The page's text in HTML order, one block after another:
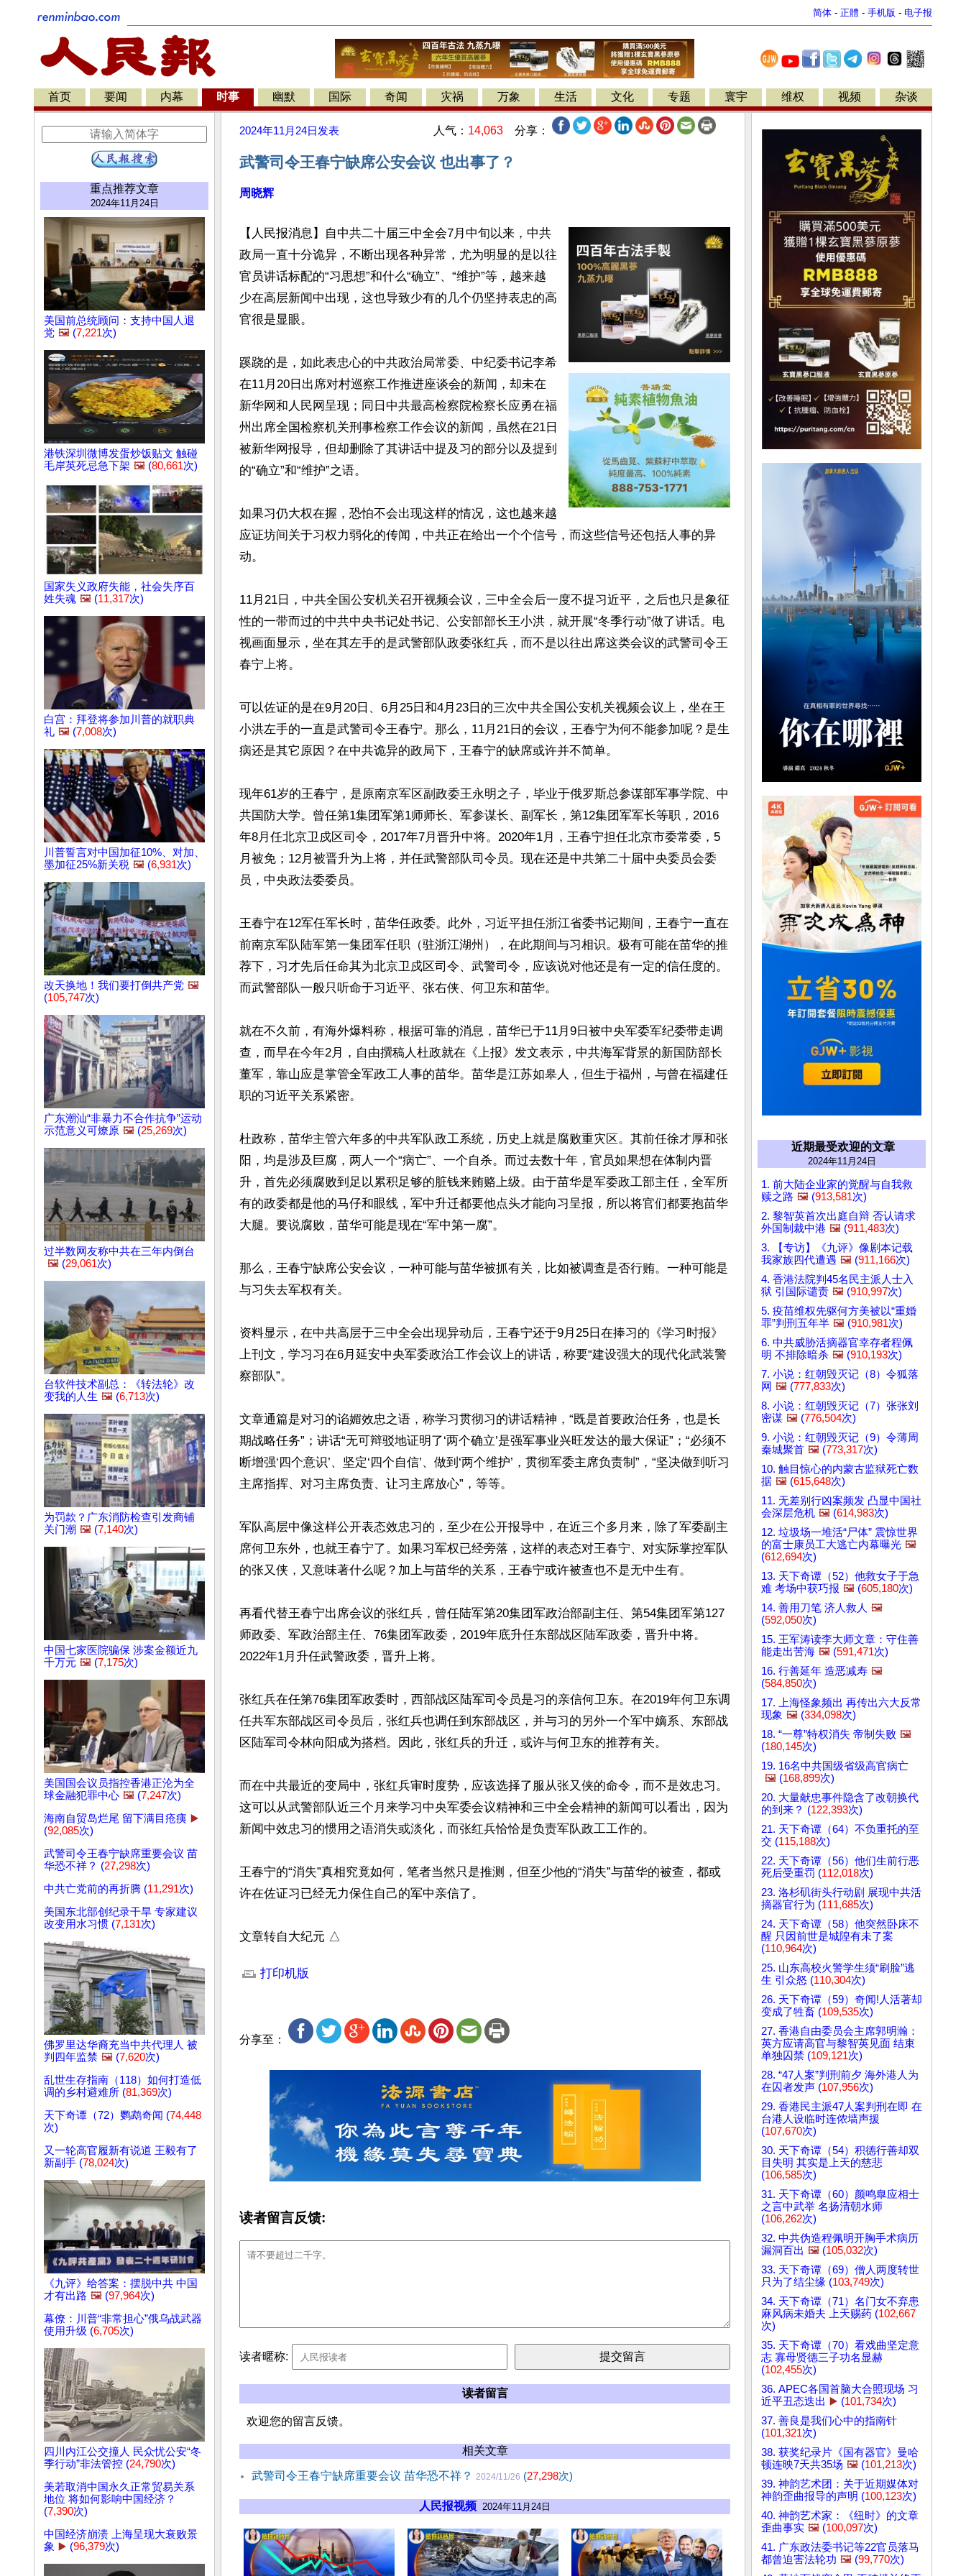
简体 - 正體 - 手机版 - 电子报
首页 要闻 内幕 时事 幽默 国际 奇闻 灾祸 万象 生活 文化 专题 寰宇 维权 视频 杂谈
重点推荐文章
2024年11月24日
美国前总统顾问：支持中国人退
党 🖼️ (7,221次)
港铁深圳微博发蛋炒饭贴文 触碰
毛岸英死忌急下架 🖼️ (80,661次)
国家失义政府失能，社会失序百
姓失魂 🖼️ (11,317次)
白宫：拜登将参加川普的就职典
礼 🖼️ (7,008次)
川普誓言对中国加征10%、对加、
墨加征25%新关税 🖼️ (6,931次)
改天换地！我们要打倒共产党 🖼️
(105,747次)
广东潮汕“非暴力不合作抗争”运动
示范意义可燎原 🖼️ (25,269次)
过半数网友称中共在三年内倒台
🖼️ (29,061次)
台软件技术副总：《转法轮》改
变我的人生 🖼️ (6,713次)
为罚款？广东消防检查引发商铺
关门潮 🖼️ (7,140次)
中国七家医院骗保 涉案金额近九
千万元 🖼️ (7,175次)
美国国会议员指控香港正沦为全
球金融犯罪中心 🖼️ (7,247次)
海南自贸岛烂尾 留下满目疮痍 ▶️
(92,085次)
武警司令王春宁缺席重要会议 苗
华恐不祥？ (27,298次)
中共亡党前的再折腾 (11,291次)
美国东北部创纪录干旱 专家建议
改变用水习惯 (7,131次)
佛罗里达华裔充当中共代理人 被
判四年监禁 🖼️ (7,620次)
乱世生存指南（118）如何打造低
调的乡村避难所 (81,369次)
天下奇谭（72）鹦鹉奇闻 (74,448
次)
又一轮高官履新有说道 王毅有了
新副手 (78,024次)
《九评》给答案：摆脱中共 中国
才有出路 🖼️ (97,964次)
幕僚：川普“非常担心”俄乌战武器
使用升级 (6,705次)
四川内江公交撞人 民众忧公安“冬
季行动”非法管控 (24,790次)
美若取消中国永久正常贸易关系
地位 将如何影响中国经济？
(7,390次)
中国经济崩溃 上海呈现大衰败景
象 ▶️ (96,379次)
2024年11月24日 发表 人气： 14,063 分享：
武警司令王春宁缺席公安会议 也出事了？
周晓辉
【人民报消息】自中共二十届三中全会7月中旬以来，中共
政局一直十分诡异，不断出现各种异常，尤为明显的是以往
官员讲话标配的“习思想”和什么“确立”、“维护”等，越来越
少在高层新闻中出现，这也导致少有的几个仍坚持表忠的高
官很是显眼。
蹊跷的是，如此表忠心的中共政治局常委、中纪委书记李希
在11月20日出席对村巡察工作推进座谈会的新闻，却未在
新华网和人民网呈现；同日中共最高检察院检察长应勇在福
州出席全国检察机关刑事检察工作会议的新闻，虽然在21日
被新华网报导，但却删除了其讲话中提及习的部分以及提到
的“确立”和“维护”之语。
如果习仍大权在握，恐怕不会出现这样的情况，这也越来越
应证坊间关于习权力弱化的传闻，中共正在给出一个个信号，而这些信号还包括人事的异
动。
11月21日，中共全国公安机关召开视频会议，三中全会后一度不提习近平，之后也只是象征
性的一带而过的中共中央书记处书记、公安部部长王小洪，就开展“冬季行动”做了讲话。电
视画面显示，坐在其左手的是武警部队政委张红兵，而不是以往出席这类会议的武警司令王
春宁上将。
可以佐证的是在9月20日、6月25日和4月23日的三次中共全国公安机关视频会议上，坐在王
小洪左手的一直是武警司令王春宁。那么，11月21日的会议，王春宁为何不能参加呢？是生
病还是其它原因？在中共诡异的政局下，王春宁的缺席或许并不简单。
现年61岁的王春宁，是原南京军区副政委王永明之子，毕业于俄罗斯总参谋部军事学院、中
共国防大学。曾任第1集团军第1师师长、军参谋长、副军长，第12集团军军长等职，2016
年8月任北京卫戍区司令，2017年7月晋升中将。2020年1月，王春宁担任北京市委常委，5
月被免；12月被晋升为上将，并任武警部队司令员。现在还是中共第二十届中央委员会委
员，中央政法委委员。
王春宁在12军任军长时，苗华任政委。此外，习近平担任浙江省委书记期间，王春宁一直在
前南京军队陆军第一集团军任职（驻浙江湖州），在此期间与习相识。极有可能在苗华的推
荐下，习才先后任命其为北京卫戍区司令、武警司令，应该说对他还是有一定的信任度的。
而武警部队一般只听命于习近平、张右侠、何卫东和苗华。
就在不久前，有海外爆料称，根据可靠的消息，苗华已于11月9日被中央军委军纪委带走调
查，而早在今年2月，自由撰稿人杜政就在《上报》发文表示，中共海军背景的新国防部长
董军，靠山应是掌管全军政工人事的苗华。苗华是江苏如皋人，但生于福州，与曾在福建任
职的习近平关系紧密。
杜政称，苗华主管六年多的中共军队政工系统，历史上就是腐败重灾区。其前任徐才厚和张
阳，均是涉及巨腐，两人一个“病亡”、一个自杀。而过去数十年，官员如果想在体制内晋
升，首先必须腐败到足以累积足够的脏钱来贿赂上级。由于苗华是军委政工部主任，全军所
有的政委都是他的马仔和眼线，军中升迁都要他点头才能向习呈报，所以将官们都要抱苗华
大腿。要说腐败，苗华可能是现在“军中第一腐”。
那么，王春宁缺席公安会议，一种可能与苗华被抓有关，比如被调查是否行贿。一种可能是
与习失去军权有关。
资料显示，在中共高层于三中全会出现异动后，王春宁还于9月25日在捧习的《学习时报》
上刊文，学习习在6月延安中央军委政治工作会议上的讲话，称要“建设强大的现代化武装警
察部队”。
文章通篇是对习的谄媚效忠之语，称学习贯彻习的讲话精神，“既是首要政治任务，也是长
期战略任务”；讲话“无可辩驳地证明了‘两个确立’是强军事业兴旺发达的最大保证”；“必须不
断增强‘四个意识’、坚定‘四个自信’、做到‘两个维护’，贯彻军委主席负责制”，“坚决做到听习
主席指挥、对习主席负责、让习主席放心”，等等。
军队高层中像这样公开表态效忠习的，至少在公开报导中，在近三个多月来，除了军委副主
席何卫东外，也就王春宁了。如果习军权已经旁落，这样的表态对王春宁、对实际掌控军队
的张又侠，又意味著什么呢？加上与苗华的关系，王春宁或许被查也不是无中生有。
再看代替王春宁出席会议的张红兵，曾任陆军第20集团军政治部副主任、第54集团军第127
师政委、军政治部主任、76集团军政委，2019年底升任东部战区陆军政委，晋升中将。
2022年1月升任武警政委，晋升上将。
张红兵在任第76集团军政委时，西部战区陆军司令员是习的亲信何卫东。在2019年何卫东调
任共军东部战区司令员后，张红兵也调任到东部战区，并与习的另外一个军中嫡系、东部战
区陆军司令林向阳成为搭档。因此，张红兵的升迁，或许与何卫东的推荐有关。
而在中共最近的变局中，张红兵审时度势，应该选择了服从张又侠的命令，而不是效忠习。
这可以从武警部队近三个月来学习中央军委会议精神和三中全会精神的新闻可以看出，因为
新闻中效忠习的惯用之语消失或淡化，而张红兵恰恰是负责军队政工工作的。
王春宁的“消失”真相究竟如何，笔者当然只是推测，但至少他的“消失”与苗华的被查，都或
许在佐证习已经无力保住自己的军中亲信了。
文章转自大纪元 △
打印机版
分享至：
读者留言反馈:
读者暱称:
读者留言
欢迎您的留言反馈。
相关文章
武警司令王春宁缺席重要会议 苗华恐不祥？ 2024/11/26 (27,298次)
人民报视频 2024年11月24日
近期最受欢迎的文章
2024年11月24日
1. 前大陆企业家的觉醒与自我救
赎之路 🖼️ (913,581次)
2. 黎智英首次出庭自辩 否认请求
外国制裁中港 🖼️ (911,483次)
3. 【专访】《九评》像剧本记载
我家族四代遭遇 🖼️ (911,166次)
4. 香港法院判45名民主派人士入
狱 引国际谴责 🖼️ (910,997次)
5. 疫苗维权先驱何方美被以“重婚
罪”判刑五年半 🖼️ (910,981次)
6. 中共威胁活摘器官幸存者程佩
明 不排除暗杀 🖼️ (910,193次)
7. 小说：红朝毁灭记（8）令狐落
网 🖼️ (777,833次)
8. 小说：红朝毁灭记（7）张张刘
密谋 🖼️ (776,504次)
9. 小说：红朝毁灭记（9）令薄周
秦城聚首 🖼️ (773,317次)
10. 触目惊心的内蒙古监狱死亡数
据 🖼️ (615,648次)
11. 无差别行凶案频发 凸显中国社
会深层危机 🖼️ (614,983次)
12. 垃圾场一堆活“尸体” 震惊世界
的富士康员工大逃亡内幕曝光 🖼️
(612,694次)
13. 天下奇谭（52）他救女子于急
难 考场中获巧报 🖼️ (605,180次)
14. 善用刀笔 济人救人 🖼️
(592,050次)
15. 王军涛读李大师文章：守住善
能走出苦海 🖼️ (591,471次)
16. 行善延年 造恶减寿 🖼️
(584,850次)
17. 上海怪象频出 再传出六大反常
现象 🖼️ (334,098次)
18. “一尊”特权消失 帝制失败 🖼️
(180,145次)
19. 16名中共国级省级高官病亡
🖼️ (168,899次)
20. 大量献忠事件隐含了改朝换代
的到来？ (122,393次)
21. 天下奇谭（64）不负重托的至
交 (115,188次)
22. 天下奇谭（56）他们生前行恶
死后受重罚 (112,018次)
23. 洛杉矶街头行动剧 展现中共活
摘器官行为 (111,685次)
24. 天下奇谭（58）他突然卧床不
醒 只因前世是城隍有未了案
(110,964次)
25. 山东高校火警学生须“刷脸”逃
生 引众怒 (110,304次)
26. 天下奇谭（59）奇闻!人活著却
变成了牲畜 (109,535次)
27. 香港自由委员会主席郭明瀚：
英方应请高官与黎智英见面 结束
单独囚禁 (109,121次)
28. “47人案”判刑前夕 海外港人为
在囚者发声 (107,956次)
29. 香港民主派47人案判刑在即 在
台港人设临时连侬墙声援
(107,670次)
30. 天下奇谭（54）积德行善却双
目失明 其实是上天的慈悲
(106,585次)
31. 天下奇谭（60）颜鸣臯应相士
之言中武举 名扬清朝水师
(106,262次)
32. 中共伪造程佩明开胸手术病历
漏洞百出 🖼️ (105,032次)
33. 天下奇谭（69）僧人两度转世
只为了结尘缘 (103,749次)
34. 天下奇谭（71）名门女不弃患
麻风病未婚夫 上天赐药 (102,667
次)
35. 天下奇谭（70）看戏曲坚定意
志 寡母贤德三子功名显赫
(102,455次)
36. APEC各国首脑大合照现场 习
近平丑态迭出 ▶️ (101,734次)
37. 善良是我们心中的指南针
(101,321次)
38. 获奖纪录片《国有器官》曼哈
顿连映7天共35场 🖼️ (101,213次)
39. 神韵艺术团：关于近期媒体对
神韵歪曲报导的声明 (100,123次)
40. 神韵艺术家：《纽时》的文章
歪曲事实 🖼️ (100,097次)
41. 广东政法委书记等22官员落马
都曾迫害法轮功 🖼️ (99,770次)